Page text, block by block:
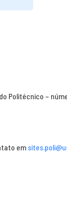
Politécnico –
em